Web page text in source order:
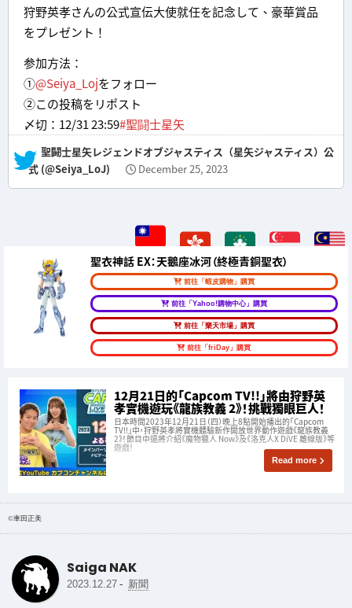
狩野英孝さんの公式宣伝大使就任を記念して、豪華賞品
をプレゼント！
参加方法：
①@Seiya_Lojをフォロー
②この投稿をリポスト
〆切：12/31 23:59#聖闘士星矢
— 聖闘士星矢レジェンドオブジャスティス（星矢ジャスティス）公
式 (@Seiya_LoJ)
December 25, 2023
聖衣神話 EX：天鵝座冰河（終極青銅聖衣）
前往「蝦皮購物」購買
前往「Yahoo!購物中心」購買
前往「樂天市場」購買
前往「friDay」購買
12月21日的「Capcom TV!!」將由狩野英
孝實機遊玩《龍族教義 2》！挑戰獨眼巨人！
日本時間2023年12月21日（四）晚上8點開始播出的「Capcom
TV!!」中，狩野英孝將實機體驗新作開放世界動作遊戲《龍族教義
2》！節目中還將介紹《魔物獵人 Now》及《洛克人X DiVE 離線版》等
遊戲！
Read more
©車田正美
Saiga NAK
2023.12.27 - 新聞